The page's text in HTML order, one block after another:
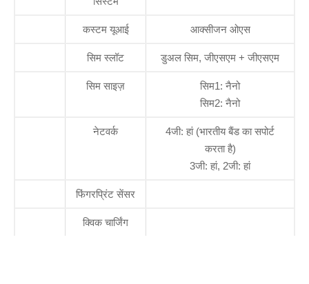
कस्टम यूआई आक्सीजन ओएस
सिम स्लॉट डुअल सिम, जीएसएम + जीएसएम
सिम साइज़
सिम1: नैनो
सिम2: नैनो
नेटवर्क
4जी: हां (भारतीय बैंड का सपोर्ट
करता है)
3जी: हां, 2जी: हां
फिंगरप्रिंट सेंसर
क्विक चार्जिंग